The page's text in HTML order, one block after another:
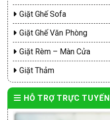
Giặt Ghế Sofa
Giặt Ghế Văn Phòng
Giặt Rèm – Màn Cửa
Giặt Thảm
HỖ TRỢ TRỰC TUYẾN